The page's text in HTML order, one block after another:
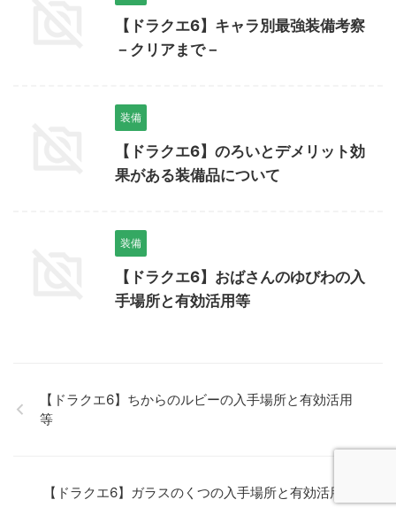
【ドラクエ6】キャラ別最強装備考察
－クリアまで－
装備
【ドラクエ6】のろいとデメリット効
果がある装備品について
装備
【ドラクエ6】おばさんのゆびわの入
手場所と有効活用等
【ドラクエ6】ちからのルビーの入手場所と有効活用
等
【ドラクエ6】ガラスのくつの入手場所と有効活用等